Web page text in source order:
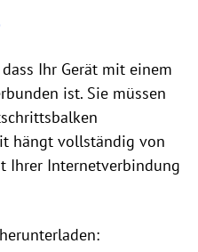
Ihr Gerät mit einem
ist. Sie müssen
hängt vollständig von
Ihrer Internetverbindung